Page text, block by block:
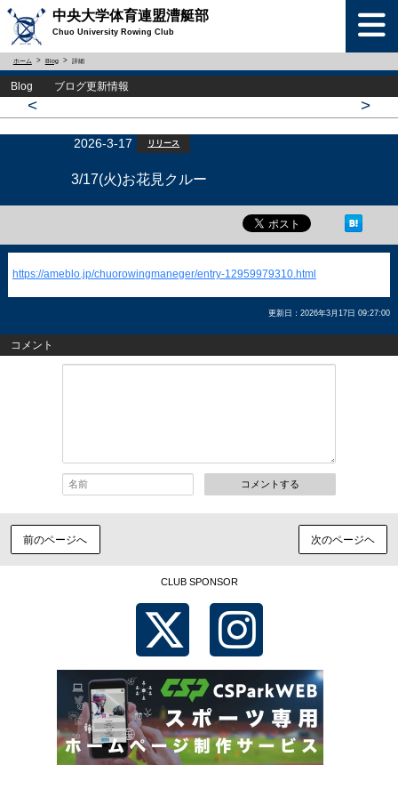
中央大学体育連盟漕艇部
Chuo University Rowing Club
ホーム Blog 詳細
Blog ブログ更新情報
< >
2026-3-17 リリース
3/17(火)お花見クルー
https://ameblo.jp/chuorowingmaneger/entry-12959979310.html
更新日：2026年3月17日 09:27:00
コメント
コメントする
前のページへ 次のページヘ
CLUB SPONSOR